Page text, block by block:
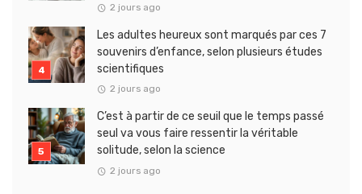
2 jours ago
Les adultes heureux sont marqués par ces 7
souvenirs d’enfance, selon plusieurs études
scientifiques
2 jours ago
C’est à partir de ce seuil que le temps passé
seul va vous faire ressentir la véritable
solitude, selon la science
2 jours ago